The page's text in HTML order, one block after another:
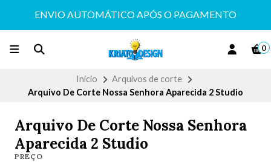
ENVIO AUTOMÁTICO APÓS O PAGAMENTO
0
Início
Arquivos de corte
Arquivo De Corte Nossa Senhora Aparecida 2 Studio
Arquivo De Corte Nossa Senhora
Aparecida 2 Studio
PREÇO